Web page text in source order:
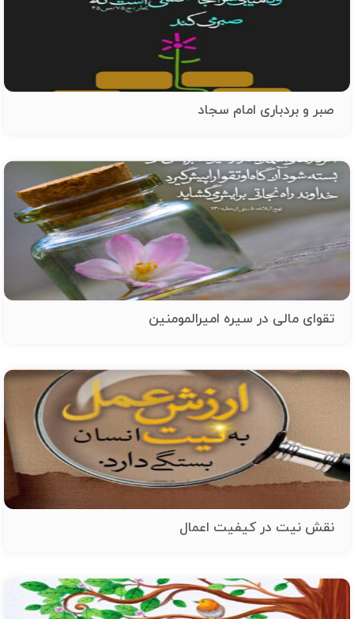
صبر و بردباری امام سجاد
تقوای مالی در سیره امیرالمومنین
نقش نیت در کیفیت اعمال